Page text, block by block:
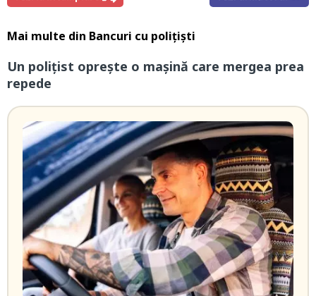
Mai multe din Bancuri cu polițiști
Un polițist oprește o mașină care mergea prea
repede